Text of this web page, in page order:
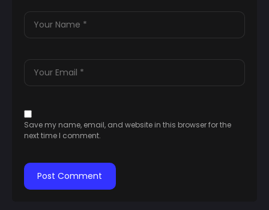
Save my name, email, and website in this browser for the
next time I comment.